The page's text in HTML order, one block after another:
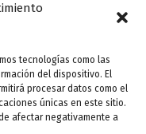
tecnologías como las
del dispositivo. El
procesar datos como el
únicas en este sitio.
afectar negativamente a
José Manuel
el fotógrafo José
en el Museo Patio